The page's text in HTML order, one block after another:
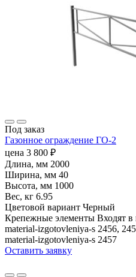
Под заказ
Газонное ограждение ГО-2
цена 3 800 ₽
Длина, мм 2000
Ширина, мм 40
Высота, мм 1000
Вес, кг 6.95
Цветовой вариант Черный
Крепежные элементы Входят в
material-izgotovleniya-s 2456,
material-izgotovleniya-s 2457
Оставить заявку